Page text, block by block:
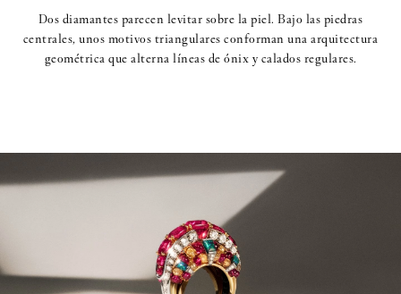
Dos diamantes parecen levitar sobre la piel. Bajo las piedras
centrales, unos motivos triangulares conforman una arquitectura
geométrica que alterna líneas de ónix y calados regulares.